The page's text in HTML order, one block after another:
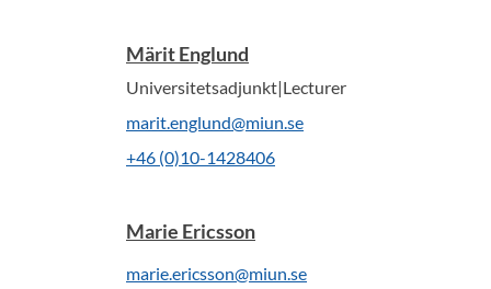
Märit Englund
Universitetsadjunkt|Lecturer
marit.englund@miun.se
+46 (0)10-1428406
Marie Ericsson
marie.ericsson@miun.se